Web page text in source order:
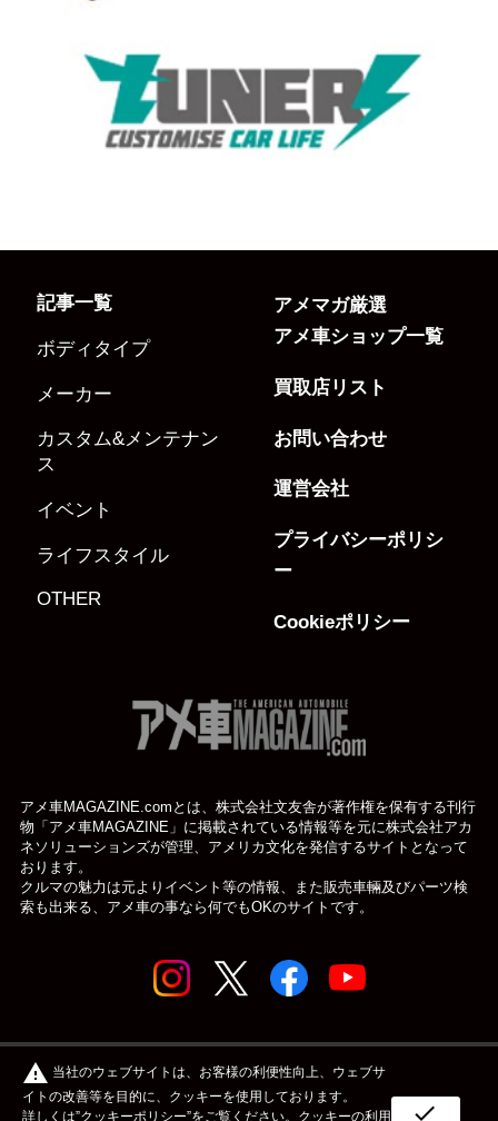
記事一覧
ボディタイプ
メーカー
カスタム&メンテナン
ス
イベント
ライフスタイル
OTHER
アメマガ厳選
アメ車ショップ一覧
買取店リスト
お問い合わせ
運営会社
プライバシーポリシ
ー
Cookieポリシー
アメ車MAGAZINE.comとは、株式会社文友舎が著作権を保有する刊行
物「アメ車MAGAZINE」に掲載されている情報等を元に株式会社アカ
ネソリューションズが管理、アメリカ文化を発信するサイトとなって
おります。
クルマの魅力は元よりイベント等の情報、また販売車輛及びパーツ検
索も出来る、アメ車の事なら何でもOKのサイトです。
© アメ車のWEBマガジン アメ車マガジン公式WEBサイト
warning 当社のウェブサイトは、お客様の利便性向上、ウェブサ
イトの改善等を目的に、クッキーを使用しております。
詳しくは”クッキーポリシー”をご覧ください。クッキーの利用 check